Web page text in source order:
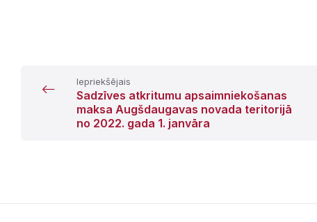
Iepriekšējais
Sadzīves atkritumu apsaimniekošanas
maksa Augšdaugavas novada teritorijā
no 2022. gada 1. janvāra